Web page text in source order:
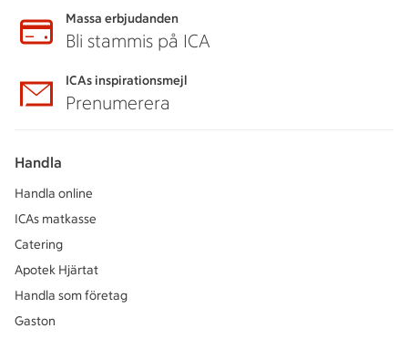
Massa erbjudanden
Bli stammis på ICA
ICAs inspirationsmejl
Prenumerera
Handla
Handla online
ICAs matkasse
Catering
Apotek Hjärtat
Handla som företag
Gaston